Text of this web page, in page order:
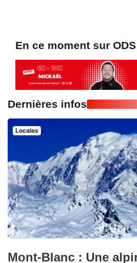
En ce moment sur
Dernières infos
Locales
Mont-Blanc : Une